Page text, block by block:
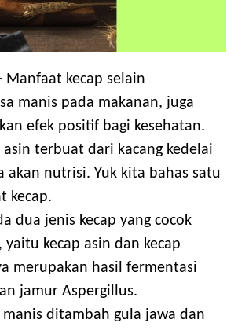
Manfaat kecap selain
manis pada makanan, juga
efek positif bagi kesehatan.
asin terbuat dari kacang kedelai
akan nutrisi. Yuk kita bahas satu
kecap.
dua jenis kecap yang cocok
yaitu kecap asin dan kecap
merupakan hasil fermentasi
jamur Aspergillus.
manis ditambah gula jawa dan